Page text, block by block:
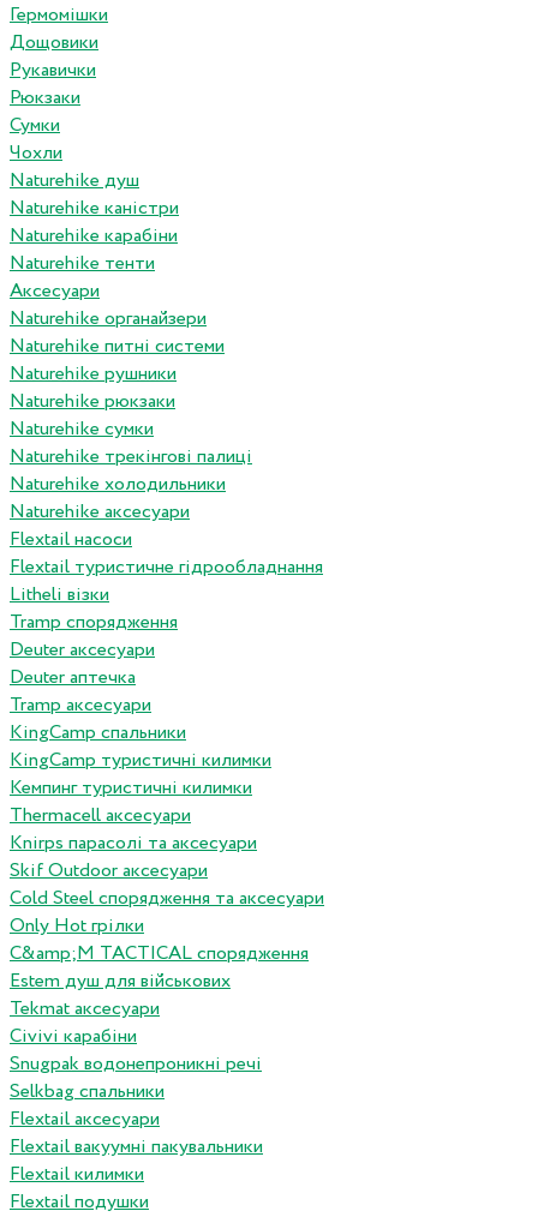
Гермомішки
Дощовики
Рукавички
Рюкзаки
Сумки
Чохли
Naturehike душ
Naturehike каністри
Naturehike карабіни
Naturehike тенти
Аксесуари
Naturehike органайзери
Naturehike питні системи
Naturehike рушники
Naturehike рюкзаки
Naturehike сумки
Naturehike трекінгові палиці
Naturehike холодильники
Naturehike аксесуари
Flextail насоси
Flextail туристичне гідрообладнання
Litheli візки
Tramp спорядження
Deuter аксесуари
Deuter аптечка
Tramp аксесуари
KingCamp спальники
KingCamp туристичні килимки
Кемпинг туристичні килимки
Thermacell аксесуари
Knirps парасолі та аксесуари
Skif Outdoor аксесуари
Cold Steel спорядження та аксесуари
Only Hot грілки
C&amp;M TACTICAL спорядження
Estem душ для військових
Tekmat аксесуари
Сivivi карабіни
Snugpak водонепроникні речі
Selkbag спальники
Flextail аксесуари
Flextail вакуумні пакувальники
Flextail килимки
Flextail подушки